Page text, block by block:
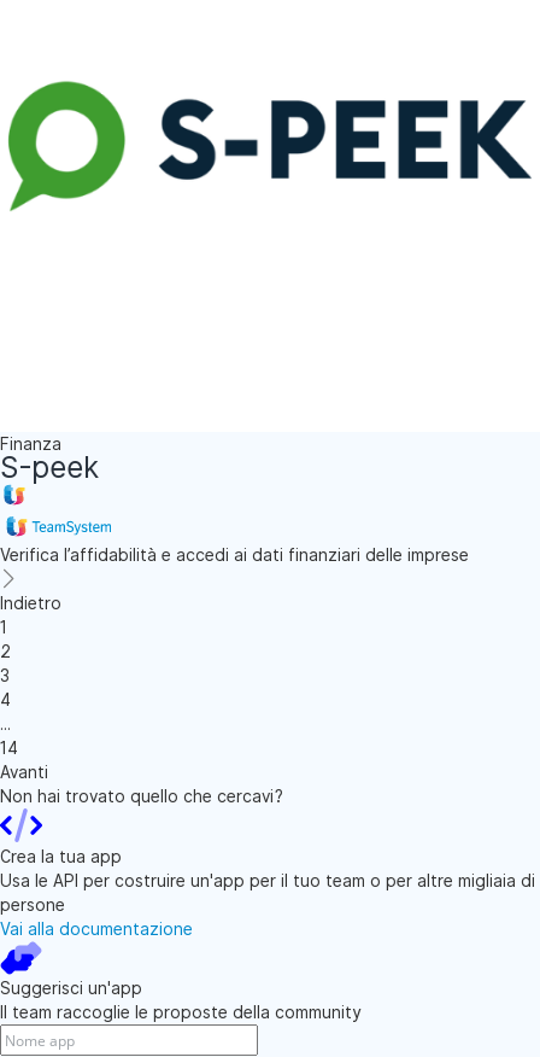
Finanza
S-peek
Verifica l’affidabilità e accedi ai dati finanziari delle imprese
Indietro
1
2
3
4
...
14
Avanti
Non hai trovato quello che cercavi?
Crea la tua app
Usa le API per costruire un'app per il tuo team o per altre migliaia di
persone
Vai alla documentazione
Suggerisci un'app
Il team raccoglie le proposte della community